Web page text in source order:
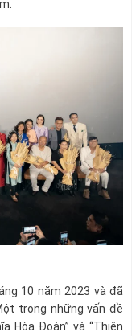
10 năm 2023 và đã
trong những vấn đề
Hòa Đoàn” và “Thiên